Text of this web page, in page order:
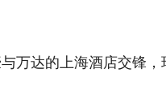
万达的上海酒店交锋，